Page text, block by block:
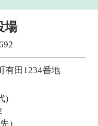
場
有田1234番地
)
）